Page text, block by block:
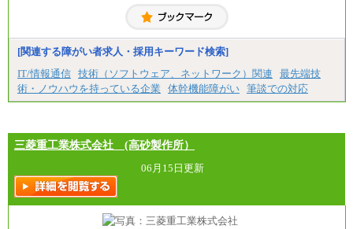
[関連する障がい者求人・採用キーワード検索]
IT/情報通信 技術（ソフトウェア、ネットワーク）関連
最先端技
術・ノウハウを持っている企業
体幹機能障がい 筆談での対応
三菱重工業株式会社 (高砂製作所）
06月15日更新